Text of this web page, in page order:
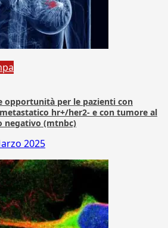
opportunità per le pazienti con
hr+/her2- e con tumore al
negativo (mtnbc)
2025